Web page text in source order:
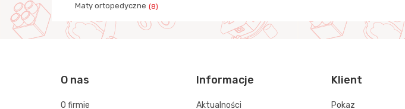
Maty ortopedyczne (8)
O nas
O firmie
Informacje
Aktualności
Klient
Pokaz